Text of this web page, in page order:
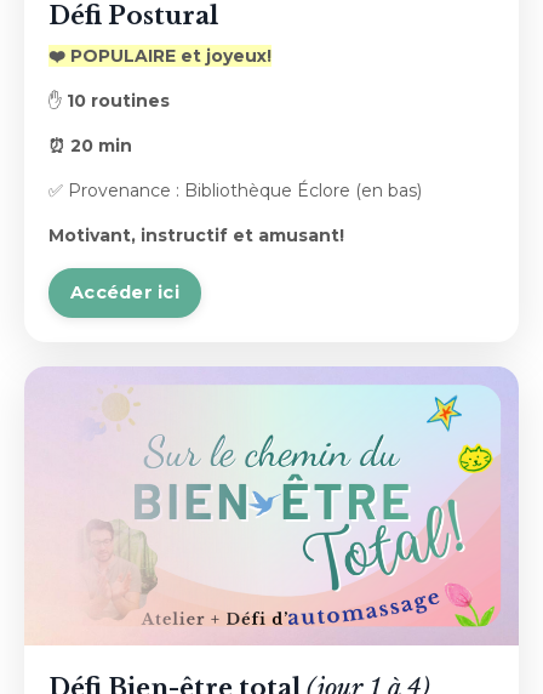
Défi Postural
❤️ POPULAIRE et joyeux!
✋ 10 routines
⏰ 20 min
✅ Provenance : Bibliothèque Éclore (en bas)
Motivant, instructif et amusant!
Accéder ici
Défi Bien-être total (jour 1 à 4)